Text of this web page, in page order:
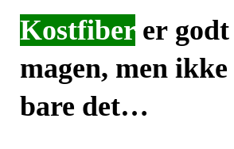
Kostfiber er
magen, men ikke
bare det…